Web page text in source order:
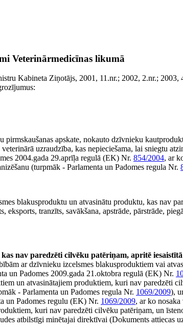
Veterinārmedicīnas likumā
Kabineta Ziņotājs, 2001, 11.nr.; 2002, 2.nr.;
pirmskaušanas apskate, nokauto dzīvnieku
uzraudzība, kas nepieciešama, lai sniegtu
2004.gada 29.aprīļa regulā (EK) Nr. 854/2004, ar
(turpmāk - Parlamenta un Padomes regula Nr.
blakusproduktu un atvasinātu produktu, kas nav
eksports, tranzīts, savākšana, apstrāde, pārstrāde,
nav paredzēti cilvēku patēriņam, apritē
ar dzīvnieku izcelsmes blakusproduktiem vai
un Padomes 2009.gada 21.oktobra regulā (EK) Nr.
un atvasinātajiem produktiem, kuri nav paredzēti
- Parlamenta un Padomes regula Nr. 1069/2009),
un Padomes regulu (EK) Nr. 1069/2009, ar ko nosaka
kuri nav paredzēti cilvēku patēriņam, un
atbilstīgi minētajai direktīvai (Dokuments attiecas